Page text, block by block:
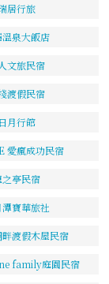
居行旅
溫泉大飯店
文旅民宿
渡假民宿
日月行館
愛瘋成功民宿
之亭民宿
潭寶華旅社
畔渡假木屋民宿
family庭園民宿